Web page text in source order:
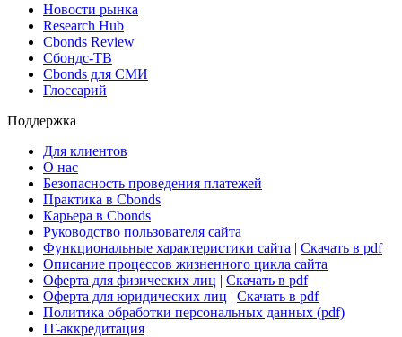
Новости рынка
Research Hub
Cbonds Review
Сбондс-ТВ
Cbonds для СМИ
Глоссарий
Поддержка
Для клиентов
О нас
Безопасность проведения платежей
Практика в Cbonds
Карьера в Cbonds
Руководство пользователя сайта
Функциональные характеристики сайта | Скачать в pdf
Описание процессов жизненного цикла сайта
Оферта для физических лиц | Скачать в pdf
Оферта для юридических лиц | Скачать в pdf
Политика обработки персональных данных (pdf)
IT-аккредитация